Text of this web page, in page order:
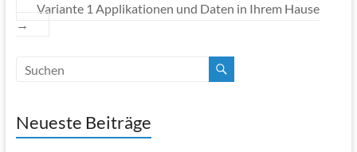
Variante 1 Applikationen und Daten in Ihrem Hause
→
Neueste Beiträge